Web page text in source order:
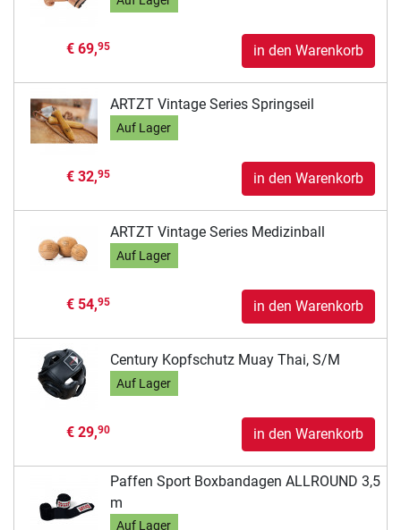
€ 69,95 in den Warenkorb
ARTZT Vintage Series Springseil
Auf Lager
€ 32,95 in den Warenkorb
ARTZT Vintage Series Medizinball
Auf Lager
€ 54,95 in den Warenkorb
Century Kopfschutz Muay Thai, S/M
Auf Lager
€ 29,90 in den Warenkorb
Paffen Sport Boxbandagen ALLROUND 3,5
m
Auf Lager